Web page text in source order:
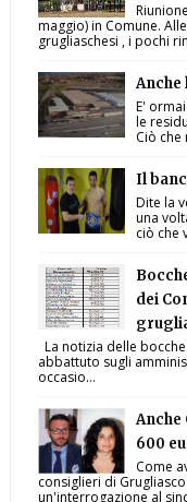
maggio) in Comune.
grugliaschesi , i pochi
Anche
E'
le
Ciò che
Il
Dite la
una
ciò che
dei
La notizia delle
abbattuto sugli
occasio...
600
Come
consiglieri di
un'interrogazione al